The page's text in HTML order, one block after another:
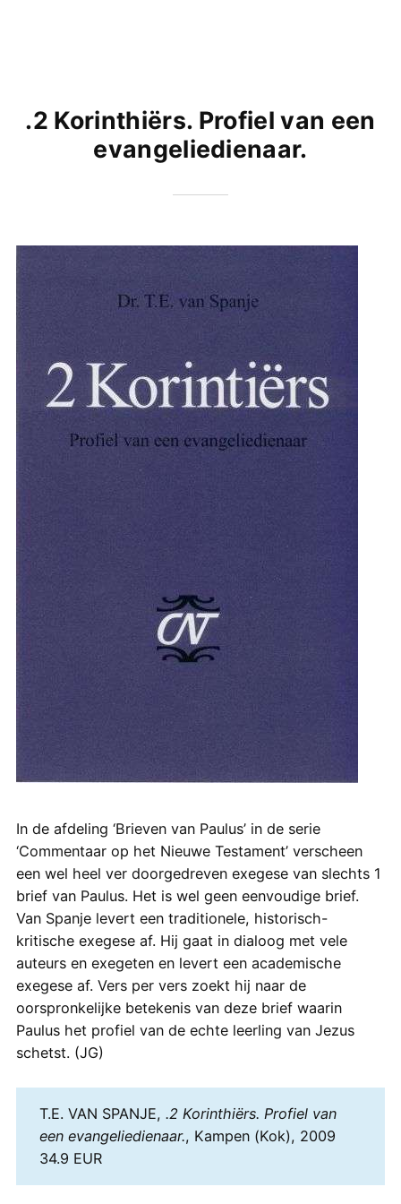
.2 Korinthiërs. Profiel van een
evangeliedienaar.
In de afdeling ‘Brieven van Paulus’ in de serie
‘Commentaar op het Nieuwe Testament’ verscheen
een wel heel ver doorgedreven exegese van slechts 1
brief van Paulus. Het is wel geen eenvoudige brief.
Van Spanje levert een traditionele, historisch-
kritische exegese af. Hij gaat in dialoog met vele
auteurs en exegeten en levert een academische
exegese af. Vers per vers zoekt hij naar de
oorspronkelijke betekenis van deze brief waarin
Paulus het profiel van de echte leerling van Jezus
schetst. (JG)
T.E. VAN SPANJE, .2 Korinthiërs. Profiel van
een evangeliedienaar., Kampen (Kok), 2009
34.9 EUR